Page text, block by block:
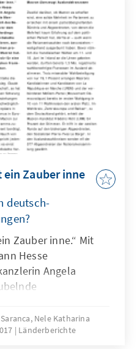
(bisher 225) und
ihren eigenen
Mehrheit zu
auf diese Weise
zurück.
Zauber inne
deutsch-
Zauber inne.“ Mit
Hesse
Angela
Macron vor dem
– allerdings nicht
Nele Katharina
Länderberichte